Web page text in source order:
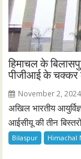
हिमाचल के
पीजीआई के चक्कर
November 2, 2024
अखिल भारतीय
आईसीयू की तीन
Bilaspur Himachal